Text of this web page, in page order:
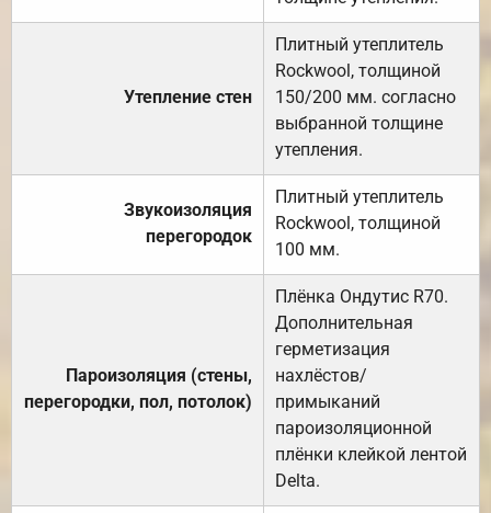
Утепление стен
Плитный утеплитель
Rockwool, толщиной
150/200 мм. согласно
выбранной толщине
утепления.
Звукоизоляция
перегородок
Плитный утеплитель
Rockwool, толщиной
100 мм.
Пароизоляция (стены,
перегородки, пол, потолок)
Плёнка Ондутис R70.
Дополнительная
герметизация
нахлёстов/
примыканий
пароизоляционной
плёнки клейкой лентой
Delta.